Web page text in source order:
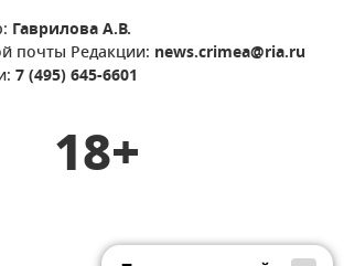
Гаврилова А.В.
почты Редакции: news.crimea@ria.ru
7 (495) 645-6601
18+